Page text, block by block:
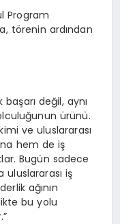
Program
törenin ardından
değil, aynı
ürünü.
ve uluslararası
hem de iş
Bugün sadece
iş
ağının
bu yolu